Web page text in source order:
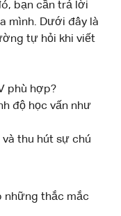
bạn cần trả lời
mình. Dưới đây là
tự hỏi khi viết
phù hợp?
độ học vấn như
và thu hút sự chú
những thắc mắc